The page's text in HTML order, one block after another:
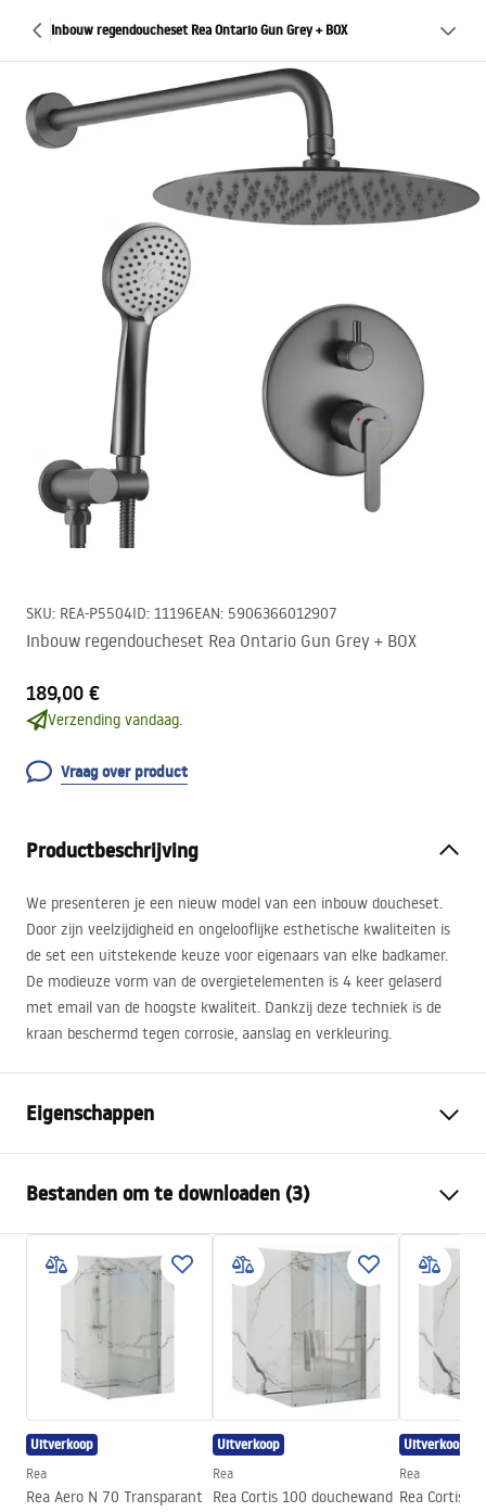
Inbouw regendoucheset Rea Ontario Gun Grey + BOX
SKU: REA-P5504ID: 11196EAN: 5906366012907
Inbouw regendoucheset Rea Ontario Gun Grey + BOX
189,00 €
Verzending vandaag.
Vraag over product
Productbeschrijving
We presenteren je een nieuw model van een inbouw doucheset.
Door zijn veelzijdigheid en ongelooflijke esthetische kwaliteiten is
de set een uitstekende keuze voor eigenaars van elke badkamer.
De modieuze vorm van de overgietelementen is 4 keer gelaserd
met email van de hoogste kwaliteit. Dankzij deze techniek is de
kraan beschermd tegen corrosie, aanslag en verkleuring.
Eigenschappen
Materiaal
Messing, ABS
Kraan type
Ééngreeps
Montagewijze
Inbouw
Hoogteverstelling
Ja
Baduitloop
Drukregeling
Ja
Coatingtechnologie
PVD
Garantie
Bestanden om te downloaden (3)
Veiligheidsinformatie
Safety_Information_Shower_set.pdf
Garantievoorwaarden
Warranty_Terms_and_Conditions_Faucets_-_5.pdf
Montage-instructies
shower_set.pdf
Uitverkoop
Rea
Rea Aero N 70 Transparant
Uitverkoop
Rea
Rea Cortis 100 douchewand
Uitverkoop
Rea
Rea Cortis